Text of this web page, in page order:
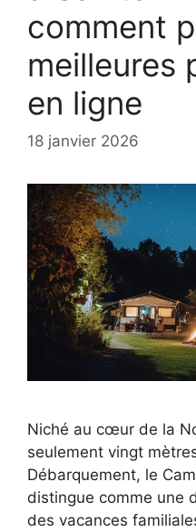
comment
meilleures
en ligne
18 janvier 2026
Niché au cœur de la
seulement vingt
Débarquement, le
distingue comme une
des vacances